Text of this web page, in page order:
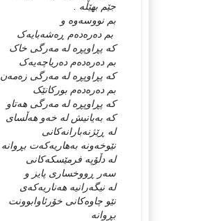
جێم بهێڵه‌ .
بم نووسه‌وه‌ و
بم ده‌ره‌ده‌م ڕه‌شه‌بایه‌ک
که‌ پڕاوپڕه‌ له‌ مه‌رگی خاک
بم ده‌ره‌ده‌م ده‌ریاچه‌یه‌ک
که‌ پڕاوپڕه‌ له‌ مه‌رگی زه‌مه‌ن
بم ده‌ره‌ده‌م بورکانێک
که‌ پڕاوپڕه‌ له‌ مه‌رگی هه‌تاو
که‌ به‌یانیش له‌ خه‌و هه‌ڵسای
له‌ ڕێژنه‌بارانه‌کانی
نێوخه‌ونه‌ به‌هاریه‌که‌ت بڕوانه‌
له‌ دڵۆپه‌ فرمێسکه‌کانی
سه‌ر ڕووخساری پایز و
له‌ نیگه‌رانیه‌ هه‌ناریه‌که‌ی
نێو چاوه‌کانی خۆرئاوابوونت
بڕوانه‌